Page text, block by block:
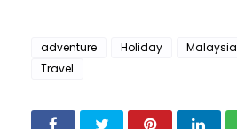
adventure Holiday Malaysia
Travel